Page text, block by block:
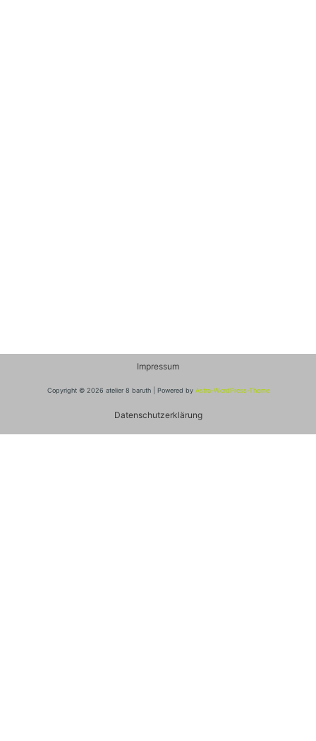
Impressum
Copyright © 2026 atelier 8 baruth | Powered by Astra-WordPress-Theme
Datenschutzerklärung